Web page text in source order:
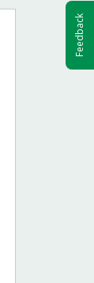
Feedback